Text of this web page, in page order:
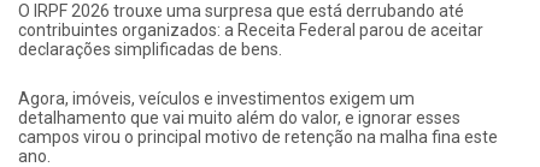
O IRPF 2026 trouxe uma surpresa que está derrubando até
contribuintes organizados: a Receita Federal parou de aceitar
declarações simplificadas de bens.
Agora, imóveis, veículos e investimentos exigem um
detalhamento que vai muito além do valor, e ignorar esses
campos virou o principal motivo de retenção na malha fina este
ano.